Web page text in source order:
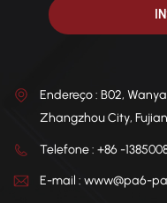
Endereço : B02,
Zhangzhou City,
Telefone : +86 -
E-mail : www@pa6-